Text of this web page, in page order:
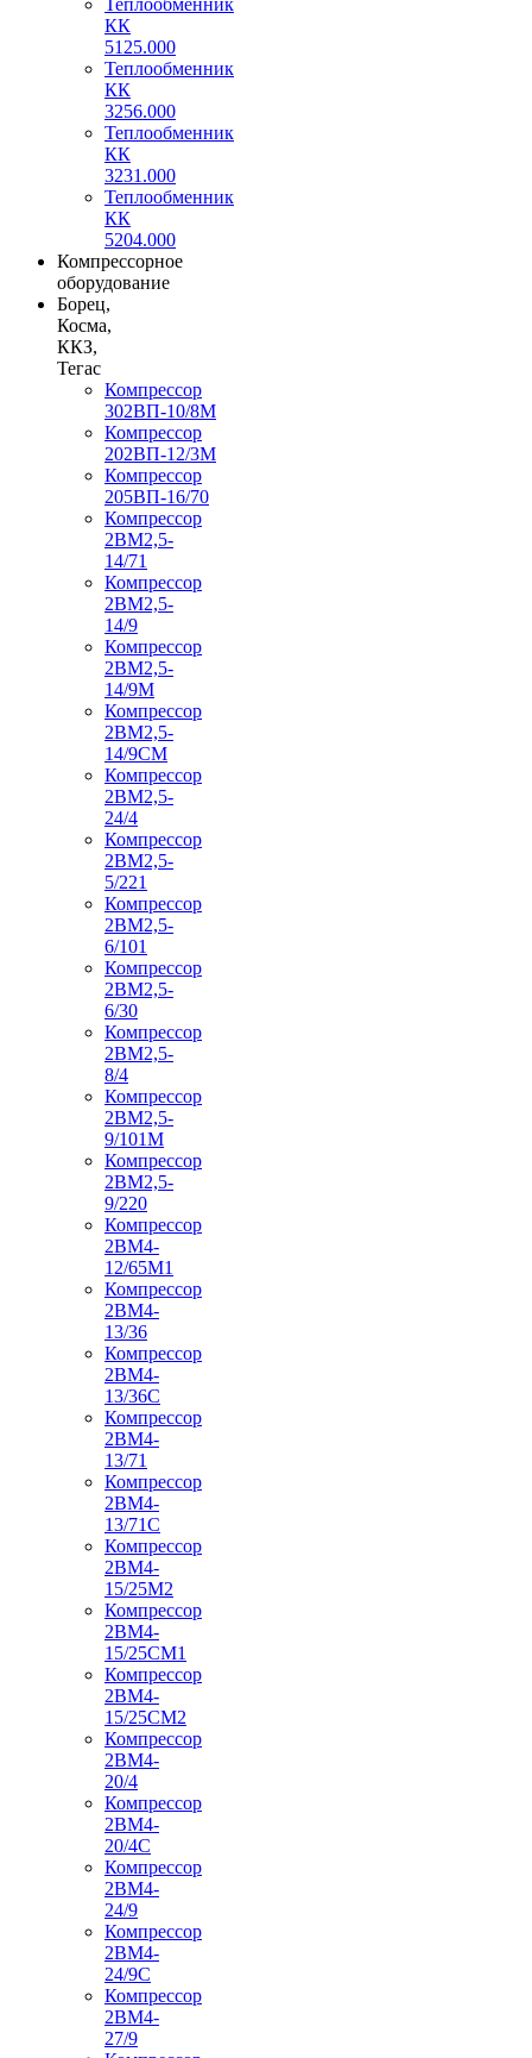
КК
5125.000
Теплообменник
КК
3256.000
Теплообменник
КК
3231.000
Теплообменник
КК
5204.000
Компрессорное
оборудование
Борец,
Косма,
ККЗ,
Тегас
Компрессор
302ВП-10/8М
Компрессор
202ВП-12/3М
Компрессор
205ВП-16/70
Компрессор
2ВМ2,5-
14/71
Компрессор
2ВМ2,5-
14/9
Компрессор
2ВМ2,5-
14/9М
Компрессор
2ВМ2,5-
14/9СМ
Компрессор
2ВМ2,5-
24/4
Компрессор
2ВМ2,5-
5/221
Компрессор
2ВМ2,5-
6/101
Компрессор
2ВМ2,5-
6/30
Компрессор
2ВМ2,5-
8/4
Компрессор
2ВМ2,5-
9/101М
Компрессор
2ВМ2,5-
9/220
Компрессор
2ВМ4-
12/65М1
Компрессор
2ВМ4-
13/36
Компрессор
2ВМ4-
13/36С
Компрессор
2ВМ4-
13/71
Компрессор
2ВМ4-
13/71С
Компрессор
2ВМ4-
15/25М2
Компрессор
2ВМ4-
15/25СМ1
Компрессор
2ВМ4-
15/25СМ2
Компрессор
2ВМ4-
20/4
Компрессор
2ВМ4-
20/4С
Компрессор
2ВМ4-
24/9
Компрессор
2ВМ4-
24/9С
Компрессор
2ВМ4-
27/9